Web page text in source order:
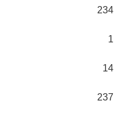
234
1
14
237